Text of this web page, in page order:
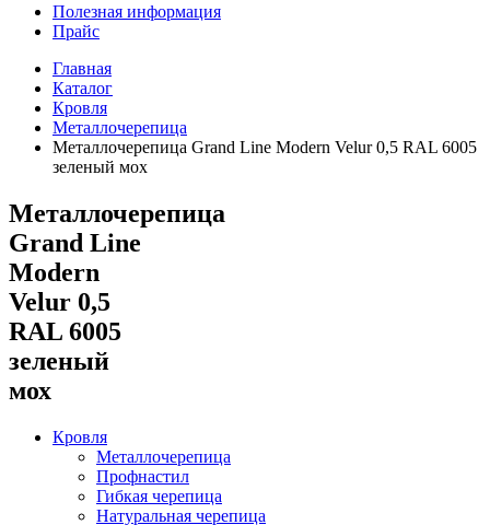
Полезная информация
Прайс
Главная
Каталог
Кровля
Металлочерепица
Металлочерепица Grand Line Modern Velur 0,5 RAL 6005
зеленый мох
Металлочерепица
Grand Line
Modern
Velur 0,5
RAL 6005
зеленый
мох
Кровля
Металлочерепица
Профнастил
Гибкая черепица
Натуральная черепица